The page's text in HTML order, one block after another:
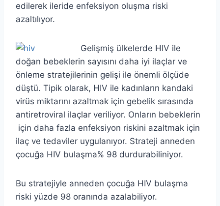
edilerek ileride enfeksiyon oluşma riski
azaltılıyor.
Gelişmiş ülkelerde HIV ile
doğan bebeklerin sayısını daha iyi ilaçlar ve
önleme stratejilerinin gelişi ile önemli ölçüde
düştü. Tipik olarak, HIV ile kadınların kandaki
virüs miktarını azaltmak için gebelik sırasında
antiretroviral ilaçlar veriliyor. Onların bebeklerin
için daha fazla enfeksiyon riskini azaltmak için
ilaç ve tedaviler uygulanıyor. Strateji anneden
çocuğa HIV bulaşma% 98 durdurabiliniyor.
Bu stratejiyle anneden çocuğa HIV bulaşma
riski yüzde 98 oranında azalabiliyor.